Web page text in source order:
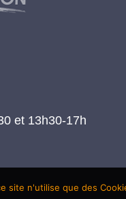
et 13h30-17h
site n'utilise que des